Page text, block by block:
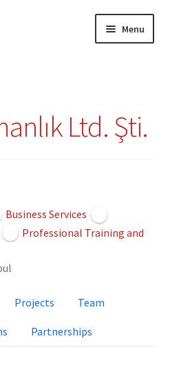
Menu
Dashboard
Ltd. Şti.
Business Services
Professional Training and
Projects Team
Partnerships